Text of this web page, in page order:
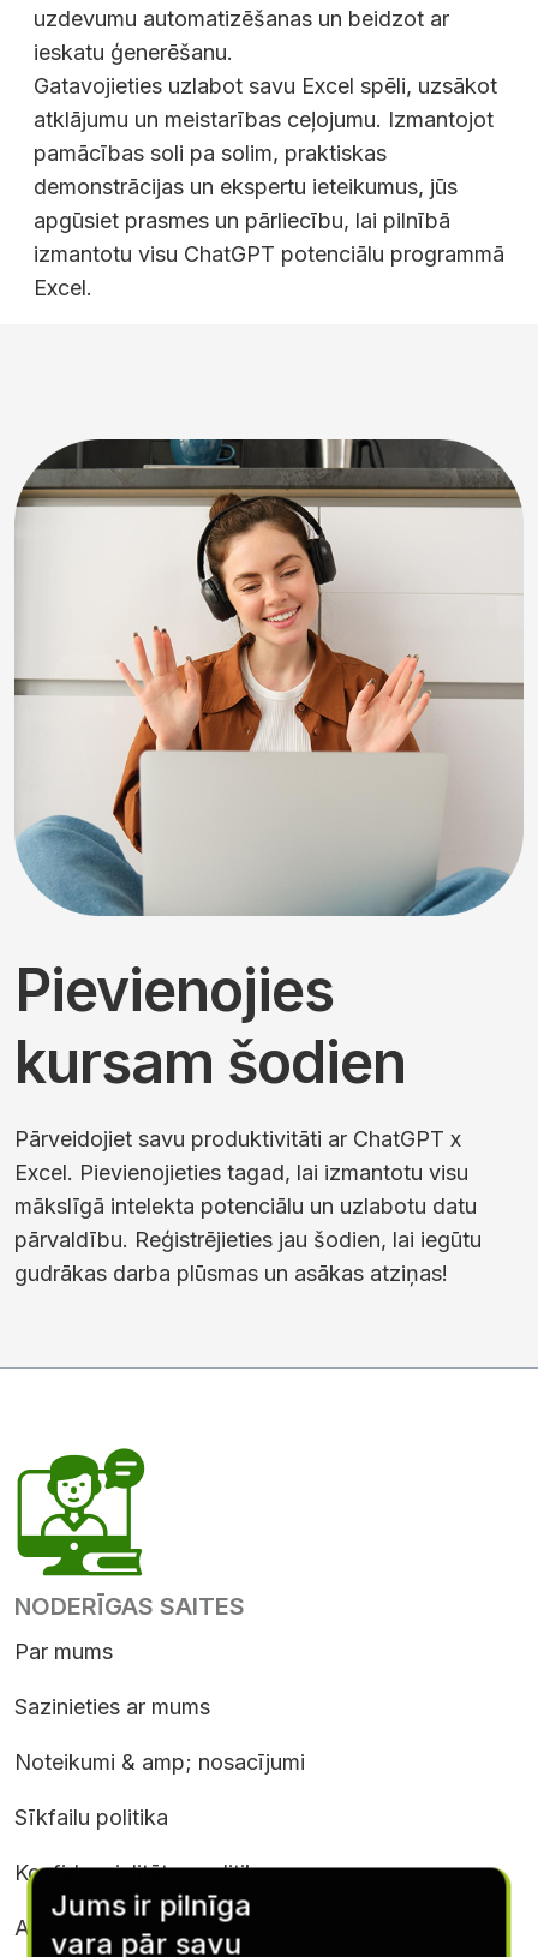
uzdevumu automatizēšanas un beidzot ar
ieskatu ģenerēšanu.
Gatavojieties uzlabot savu Excel spēli, uzsākot
atklājumu un meistarības ceļojumu. Izmantojot
pamācības soli pa solim, praktiskas
demonstrācijas un ekspertu ieteikumus, jūs
apgūsiet prasmes un pārliecību, lai pilnībā
izmantotu visu ChatGPT potenciālu programmā
Excel.
Pievienojies
kursam šodien
Pārveidojiet savu produktivitāti ar ChatGPT x
Excel. Pievienojieties tagad, lai izmantotu visu
mākslīgā intelekta potenciālu un uzlabotu datu
pārvaldību. Reģistrējieties jau šodien, lai iegūtu
gudrākas darba plūsmas un asākas atziņas!
NODERĪGAS SAITES
Par mums
Sazinieties ar mums
Noteikumi & amp; nosacījumi
Sīkfailu politika
Konfidencialitātes politika
Abonēšanas noteikumi & amp; nosacījumi
Jums ir pilnīga
vara pār savu